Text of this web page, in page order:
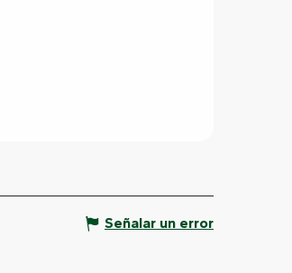
Señalar un error